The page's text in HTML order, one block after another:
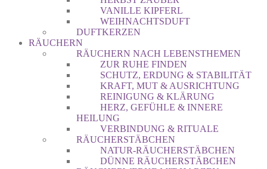
VANILLE KIPFERL
WEIHNACHTSDUFT
DUFTKERZEN
RÄUCHERN
RÄUCHERN NACH LEBENSTHEMEN
ZUR RUHE FINDEN
SCHUTZ, ERDUNG & STABILITÄT
KRAFT, MUT & AUSRICHTUNG
REINIGUNG & KLÄRUNG
HERZ, GEFÜHLE & INNERE
HEILUNG
VERBINDUNG & RITUALE
RÄUCHERSTÄBCHEN
NATUR-RÄUCHERSTÄBCHEN
DÜNNE RÄUCHERSTÄBCHEN